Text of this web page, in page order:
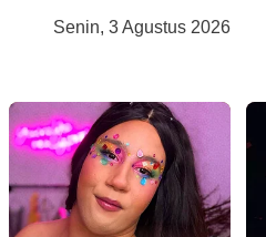
Senin, 3 Agustus 2026